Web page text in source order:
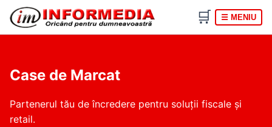
🛒 ☰ MENIU
Case de Marcat
Partenerul tău de încredere pentru soluții fiscale și
retail.